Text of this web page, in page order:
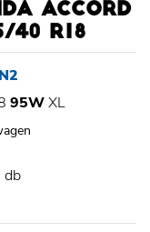
ACCORD
40 R18
95WXL
db